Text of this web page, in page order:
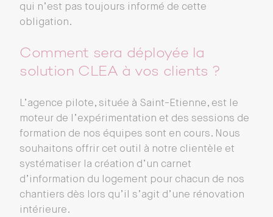
qui n’est pas toujours informé de cette
obligation.
Comment sera déployée la
solution CLEA à vos clients ?
L’agence pilote, située à Saint-Etienne, est le
moteur de l’expérimentation et des sessions de
formation de nos équipes sont en cours. Nous
souhaitons offrir cet outil à notre clientèle et
systématiser la création d’un carnet
d’information du logement pour chacun de nos
chantiers dès lors qu’il s’agit d’une rénovation
intérieure.